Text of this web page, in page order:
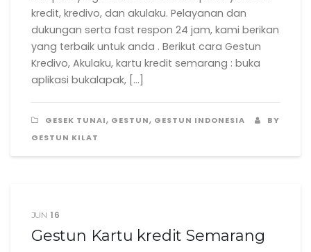
kredit, kredivo, dan akulaku. Pelayanan dan
dukungan serta fast respon 24 jam, kami berikan
yang terbaik untuk anda . Berikut cara Gestun
Kredivo, Akulaku, kartu kredit semarang : buka
aplikasi bukalapak, […]
GESEK TUNAI, GESTUN, GESTUN INDONESIA
BY
GESTUN KILAT
JUN 16
Gestun Kartu kredit Semarang